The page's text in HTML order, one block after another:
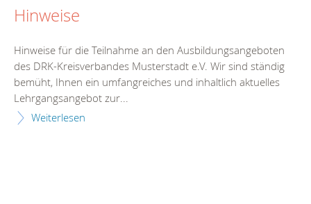
Hinweise
Hinweise für die Teilnahme an den Ausbildungsangeboten
des DRK-Kreisverbandes Musterstadt e.V. Wir sind ständig
bemüht, Ihnen ein umfangreiches und inhaltlich aktuelles
Lehrgangsangebot zur...
Weiterlesen